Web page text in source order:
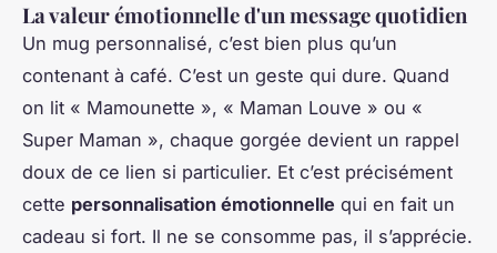
La valeur émotionnelle d'un message quotidien
Un mug personnalisé, c’est bien plus qu’un
contenant à café. C’est un geste qui dure. Quand
on lit « Mamounette », « Maman Louve » ou «
Super Maman », chaque gorgée devient un rappel
doux de ce lien si particulier. Et c’est précisément
cette personnalisation émotionnelle qui en fait un
cadeau si fort. Il ne se consomme pas, il s’apprécie.